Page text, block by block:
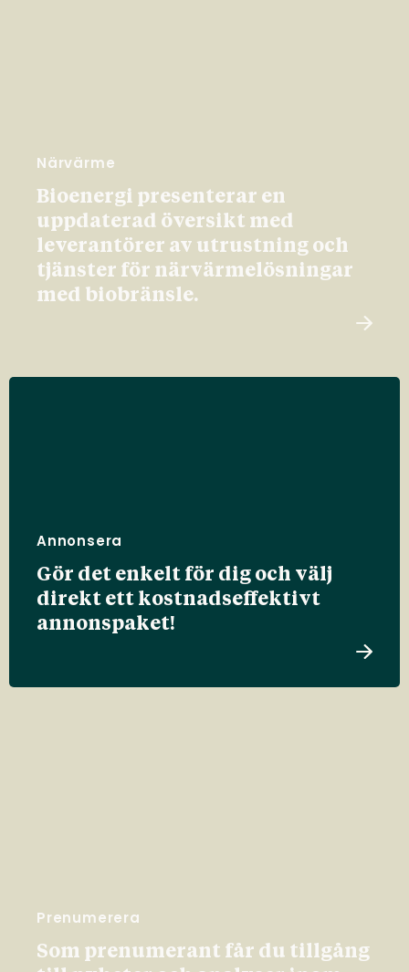
Närvärme
Bioenergi presenterar en
uppdaterad översikt med
leverantörer av utrustning och
tjänster för närvärmelösningar
med biobränsle.
Annonsera
Gör det enkelt för dig och välj
direkt ett kostnadseffektivt
annonspaket!
Prenumerera
Som prenumerant får du tillgång